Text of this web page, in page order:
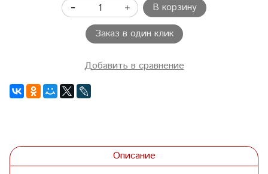
В корзину
Заказ в один клик
Добавить в сравнение
Описание